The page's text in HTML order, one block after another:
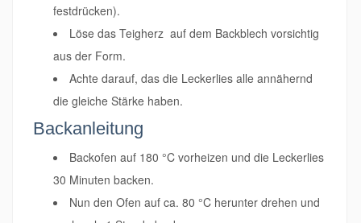
festdrücken).
Löse das Teigherz auf dem Backblech vorsichtig
aus der Form.
Achte darauf, das die Leckerlies alle annähernd
die gleiche Stärke haben.
Backanleitung
Backofen auf 180 °C vorheizen und die Leckerlies
30 Minuten backen.
Nun den Ofen auf ca. 80 °C herunter drehen und